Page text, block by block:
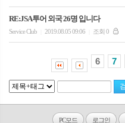
RE:JSA투어 외국 26명 입니다
Service Club 2019.08.05 09:06 조회 0
6 7
PC모드 로그인